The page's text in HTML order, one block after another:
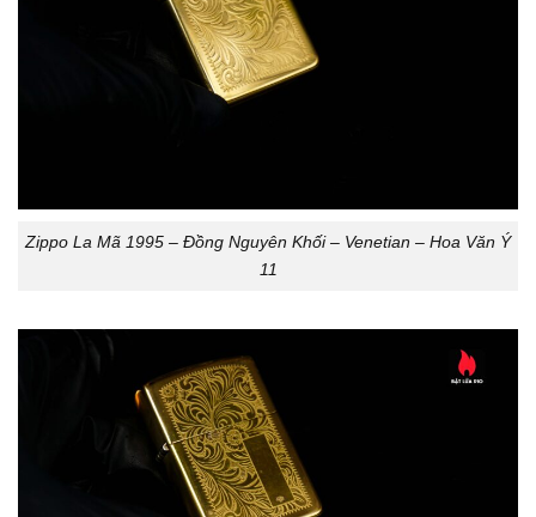
Zippo La Mã 1995 – Đồng Nguyên Khối – Venetian – Hoa Văn Ý
11